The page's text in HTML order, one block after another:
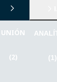
UNIÓN
(2) (1)